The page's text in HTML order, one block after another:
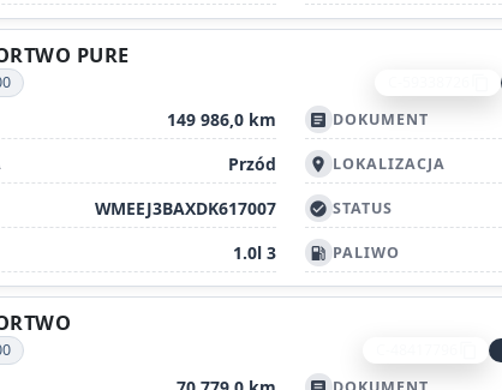
PURE
149 986,0 km article DOKUMENT
Przód location_on LOKALIZACJA
WMEEJ3BAXDK617007 check_circle STATUS
1.0l 3 local_gas_station PALIWO